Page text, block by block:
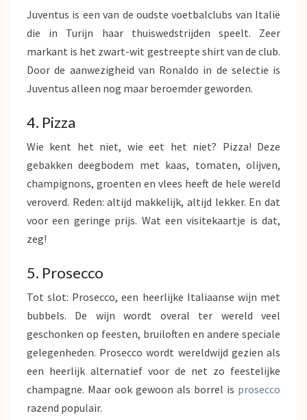
Juventus is een van de oudste voetbalclubs van Italië
die in Turijn haar thuiswedstrijden speelt. Zeer
markant is het zwart-wit gestreepte shirt van de club.
Door de aanwezigheid van Ronaldo in de selectie is
Juventus alleen nog maar beroemder geworden.
4. Pizza
Wie kent het niet, wie eet het niet? Pizza! Deze
gebakken deegbodem met kaas, tomaten, olijven,
champignons, groenten en vlees heeft de hele wereld
veroverd. Reden: altijd makkelijk, altijd lekker. En dat
voor een geringe prijs. Wat een visitekaartje is dat,
zeg!
5. Prosecco
Tot slot: Prosecco, een heerlijke Italiaanse wijn met
bubbels. De wijn wordt overal ter wereld veel
geschonken op feesten, bruiloften en andere speciale
gelegenheden. Prosecco wordt wereldwijd gezien als
een heerlijk alternatief voor de net zo feestelijke
champagne. Maar ook gewoon als borrel is prosecco
razend populair.